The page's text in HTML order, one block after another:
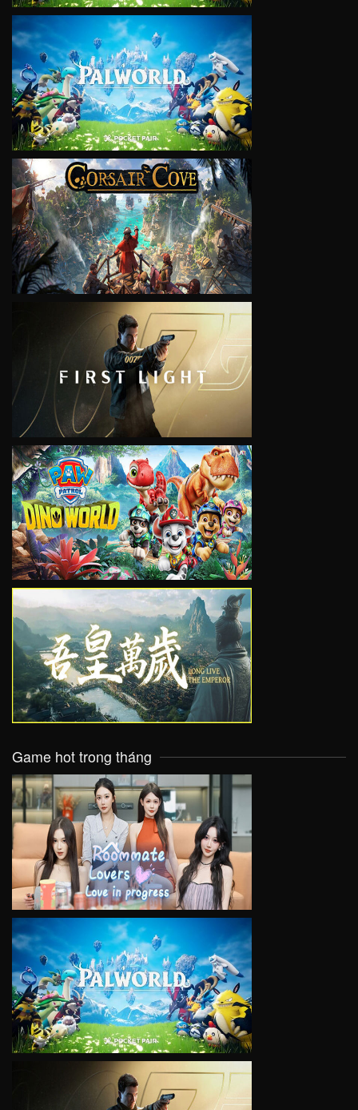
VIEW
VIEW
VIEW
VIEW
VIEW
Game hot trong tháng
VIEW
VIEW